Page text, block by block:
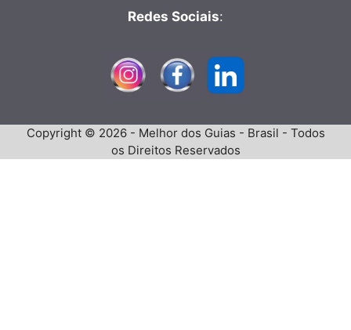
Redes Sociais:
Copyright © 2026 - Melhor dos Guias - Brasil - Todos
os Direitos Reservados